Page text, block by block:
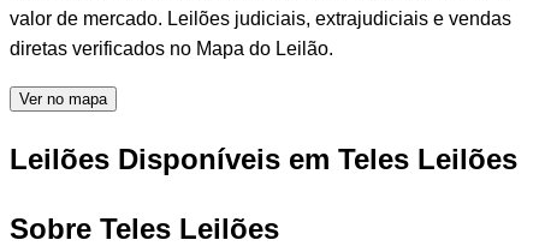
valor de mercado. Leilões judiciais, extrajudiciais e vendas
diretas verificados no Mapa do Leilão.
Ver no mapa
Leilões Disponíveis em Teles Leilões
Sobre Teles Leilões